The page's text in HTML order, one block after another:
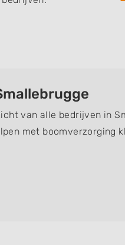
van alle bedrijven in
met boomverzorging